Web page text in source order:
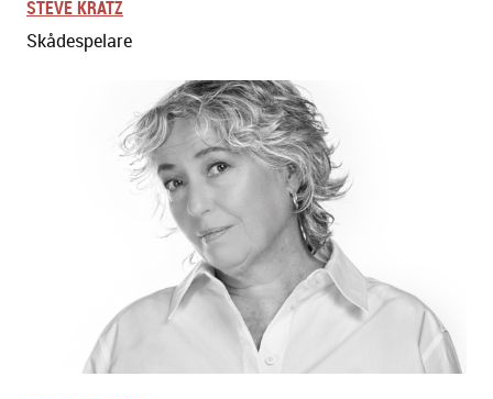
STEVE KRATZ
Skådespelare